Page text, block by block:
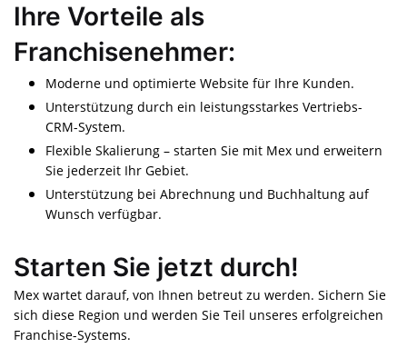
Ihre Vorteile als
Franchisenehmer:
Moderne und optimierte Website für Ihre Kunden.
Unterstützung durch ein leistungsstarkes Vertriebs-
CRM-System.
Flexible Skalierung – starten Sie mit Mex und erweitern
Sie jederzeit Ihr Gebiet.
Unterstützung bei Abrechnung und Buchhaltung auf
Wunsch verfügbar.
Starten Sie jetzt durch!
Mex wartet darauf, von Ihnen betreut zu werden. Sichern Sie
sich diese Region und werden Sie Teil unseres erfolgreichen
Franchise-Systems.